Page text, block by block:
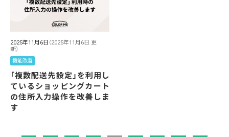
2025年11月6日 （2025年11月6日 更
新）
機能改善
「複数配送先設定」を利用し
ているショッピングカート
の住所入力操作を改善しま
す